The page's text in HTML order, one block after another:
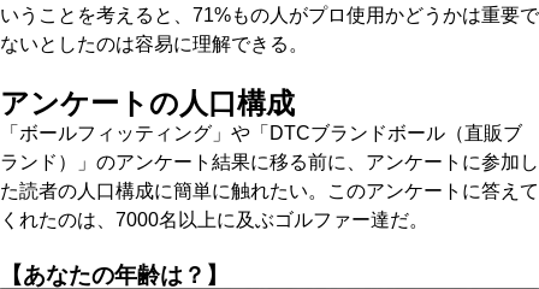
いうことを考えると、71%もの人がプロ使用かどうかは重要で
ないとしたのは容易に理解できる。
アンケートの人口構成
「ボールフィッティング」や「DTCブランドボール（直販ブ
ランド）」のアンケート結果に移る前に、アンケートに参加し
た読者の人口構成に簡単に触れたい。このアンケートに答えて
くれたのは、7000名以上に及ぶゴルファー達だ。
【あなたの年齢は？】